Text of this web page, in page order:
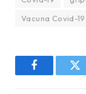
Vacuna Covid-19
Facebook